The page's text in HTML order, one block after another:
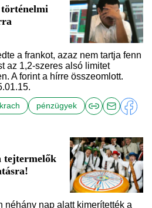
a frankot, azaz nem tartja fenn
az 1,2-szeres alsó limitet
A forint a hírre összeomlott.
krach pénzügyek
tejtermelők
néhány nap alatt kimerítették a